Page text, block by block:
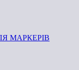
МАРКЕРІВ